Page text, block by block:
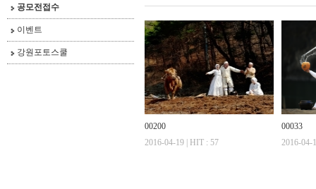
공모전접수
이벤트
강원포토스쿨
00200
2016-04-19 | HIT : 57
00033
2016-04-